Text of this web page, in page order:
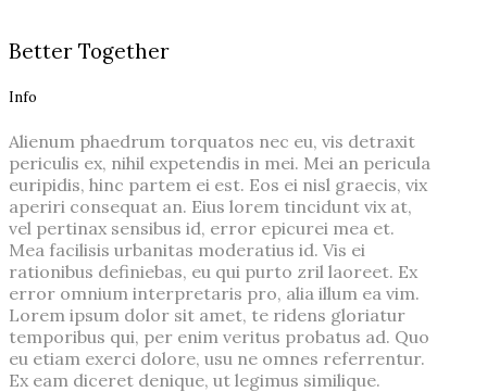
Better Together
Info
Alienum phaedrum torquatos nec eu, vis detraxit
periculis ex, nihil expetendis in mei. Mei an pericula
euripidis, hinc partem ei est. Eos ei nisl graecis, vix
aperiri consequat an. Eius lorem tincidunt vix at,
vel pertinax sensibus id, error epicurei mea et.
Mea facilisis urbanitas moderatius id. Vis ei
rationibus definiebas, eu qui purto zril laoreet. Ex
error omnium interpretaris pro, alia illum ea vim.
Lorem ipsum dolor sit amet, te ridens gloriatur
temporibus qui, per enim veritus probatus ad. Quo
eu etiam exerci dolore, usu ne omnes referrentur.
Ex eam diceret denique, ut legimus similique.